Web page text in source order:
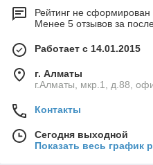
Рейтинг не сформирован
Менее 5 отзывов за
Работает с 14.01.2015
г. Алматы
г.Алматы, мкр.1, д.88,
Контакты
Сегодня выходной
Показать весь график